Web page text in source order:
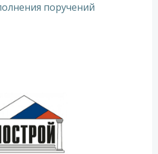
поручений